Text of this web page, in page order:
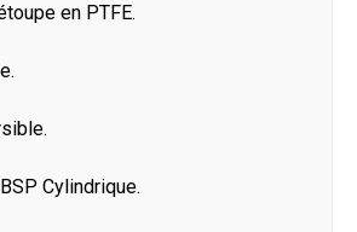
en PTFE.
Cylindrique.